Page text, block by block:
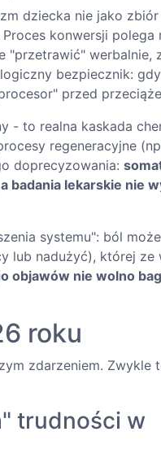
dziecka nie jako
Proces konwersji polega
"przetrawić" werbalnie,
bezpiecznik:
przed
- to realna kaskada
regeneracyjne
doprecyzowania:
badania lekarskie nie
systemu": ból
lub nadużyć), której ze
objawów nie wolno
roku
zdarzeniem. Zwykle
trudności w